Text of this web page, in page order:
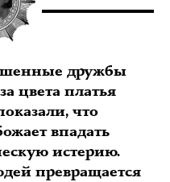
дружбы
цвета платья
что
впадать
истерию.
превращается